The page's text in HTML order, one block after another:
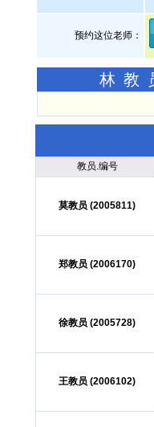
预约这位老师：
林教
教员.编号
莫教员 (2005811)
郑教员 (2006170)
徐教员 (2005728)
王教员 (2006102)